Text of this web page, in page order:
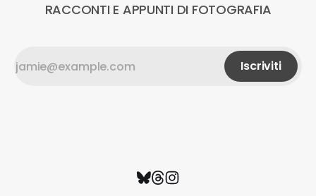
RACCONTI E APPUNTI DI FOTOGRAFIA
Iscriviti